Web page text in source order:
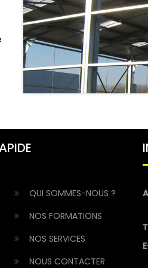
QUI SOMMES-NOUS ?
NOS FORMATIONS
NOS SERVICES
NOUS CONTACTER